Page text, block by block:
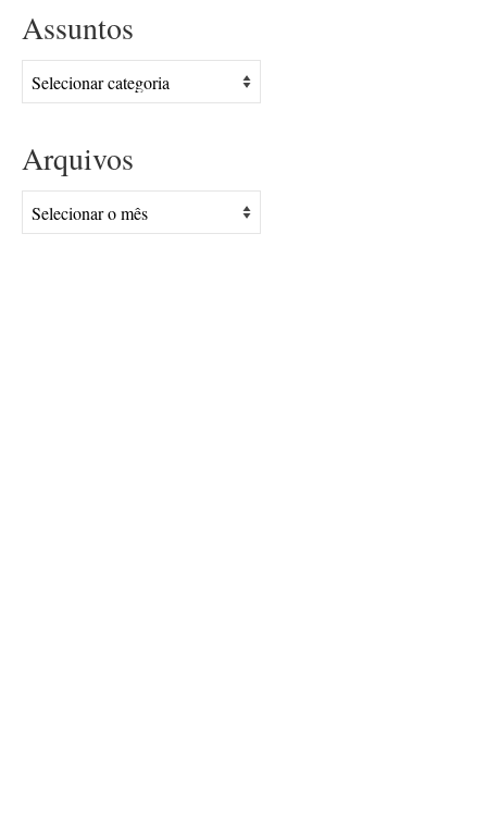
Assuntos
Assuntos
Arquivos
Arquivos